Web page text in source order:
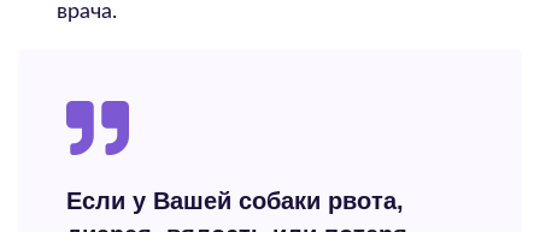
врача.
Если у Вашей собаки рвота,